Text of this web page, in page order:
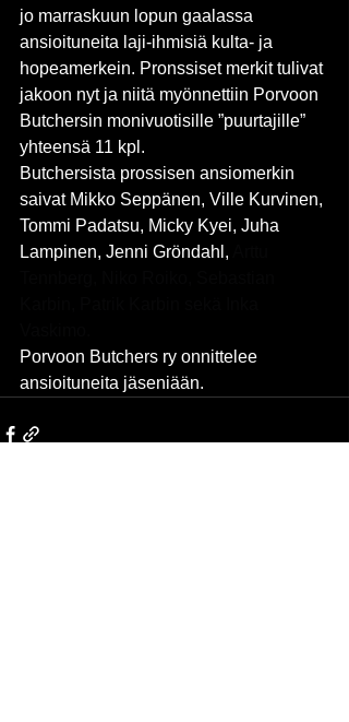
jo marraskuun lopun gaalassa
ansioituneita laji-ihmisiä kulta- ja
hopeamerkein. Pronssiset merkit tulivat
jakoon nyt ja niitä myönnettiin Porvoon
Butchersin monivuotisille ”puurtajille”
yhteensä 11 kpl.
Butchersista prossisen ansiomerkin
saivat Mikko Seppänen, Ville Kurvinen,
Tommi Padatsu, Micky Kyei, Juha
Lampinen, Jenni Gröndahl,
Porvoon Butchers ry onnittelee
ansioituneita jäseniään.